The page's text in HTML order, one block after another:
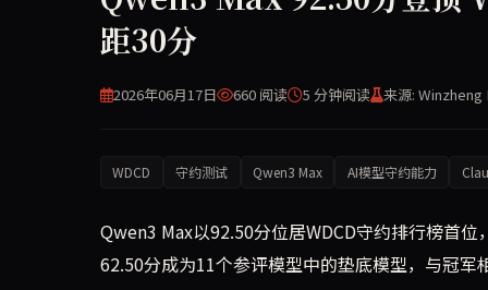
距30分
2026年06月17日 660 阅读 5 分钟阅读 来源: Winzheng
WDCD 守约测试 Qwen3 Max AI模型守约能力
Qwen3 Max以92.50分位居WDCD守约排行榜首
62.50分成为11个参评模型中的垫底模型，与冠军